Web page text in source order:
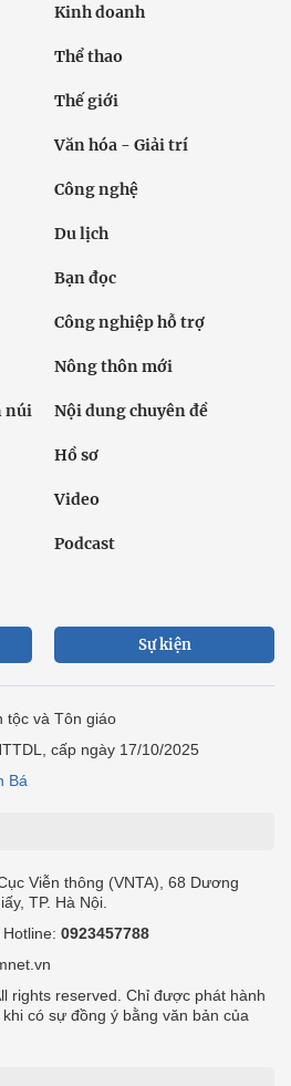
Kinh doanh
Thể thao
Thế giới
Văn hóa - Giải trí
Công nghệ
Du lịch
Bạn đọc
Công nghiệp hỗ trợ
Nông thôn mới
núi Nội dung chuyên đề
Hồ sơ
Video
Podcast
Sự kiện
tộc và Tôn giáo
cấp ngày 17/10/2025
Bá
Viễn thông (VNTA), 68 Dương
TP. Hà Nội.
Hotline: 0923457788
rights reserved. Chỉ được phát hành
có sự đồng ý bằng văn bản của